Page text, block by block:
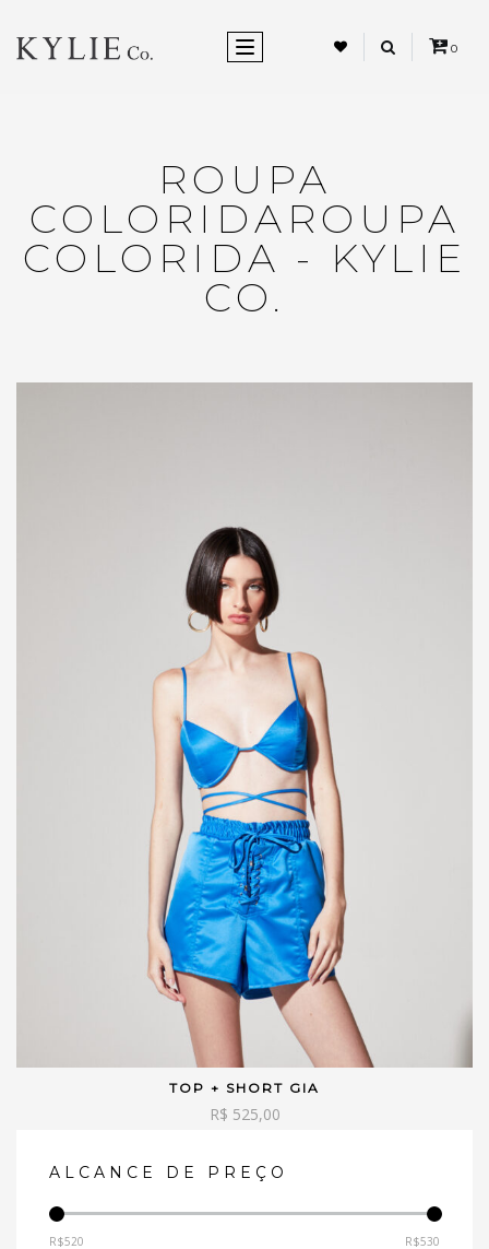
ALTERNAR NEVEGAÇÃO 0
ROUPA
COLORIDAROUPA
COLORIDA - KYLIE
CO.
VER OPÇÕES
R$ 525,00
TOP + SHORT GIA
ALCANCE DE PREÇO
R$520
R$530